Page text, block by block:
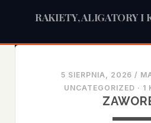
RAKIETY, ALIGATORY I
Rakiety,
Aligatory
5 SIERPNIA, 2026 /
UNCATEGORIZED · 1